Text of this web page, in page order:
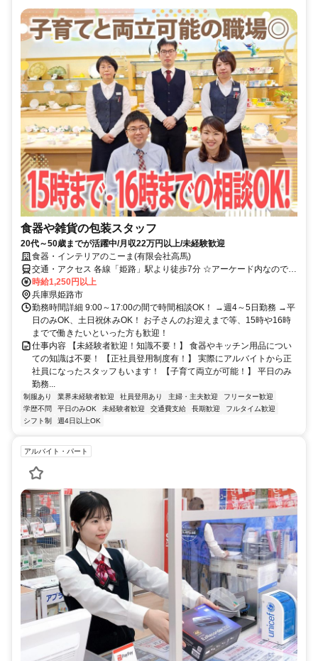
食器や雑貨の包装スタッフ
20代～50歳までが活躍中/月収22万円以上/未経験歓迎
食器・インテリアのこーま(有限会社高馬)
交通・アクセス 各線「姫路」駅より徒歩7分 ☆アーケード内なので通
勤安心！
時給1,250円以上
兵庫県姫路市
勤務時間詳細 9:00～17:00の間で時間相談OK！ →週4～5日勤務 →平
日のみOK、土日祝休みOK！ お子さんのお迎えまで等、15時や16時
までで働きたいといった方も歓迎！
仕事内容 【未経験者歓迎！知識不要！】 食器やキッチン用品につい
ての知識は不要！ 【正社員登用制度有！】 実際にアルバイトから正
社員になったスタッフもいます！ 【子育て両立が可能！】 平日のみ
勤務...
制服あり 業界未経験者歓迎 社員登用あり 主婦・主夫歓迎
フリーター歓迎
学歴不問
平日のみOK 未経験者歓迎 交通費支給 長期歓迎
フルタイム歓迎
シフト制
週4日以上OK
アルバイト・パート